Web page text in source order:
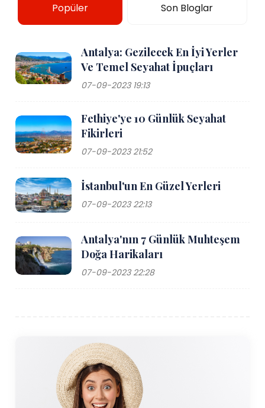
Popüler Son Bloglar
Antalya: Gezilecek En İyi Yerler
Ve Temel Seyahat İpuçları
07-09-2023 19:13
Fethiye'ye 10 Günlük Seyahat
Fikirleri
07-09-2023 21:52
İstanbul'un En Güzel Yerleri
07-09-2023 22:13
Antalya'nın 7 Günlük Muhteşem
Doğa Harikaları
07-09-2023 22:28